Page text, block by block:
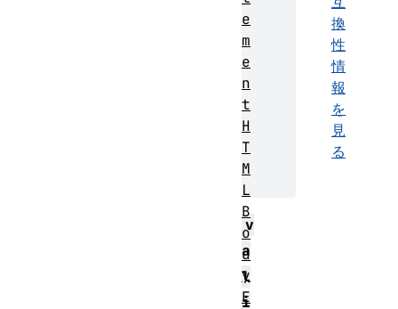
換
性
情
報
を
見
る
v
a
l
i
e
m
e
n
t
H
T
M
L
B
o
d
y
E